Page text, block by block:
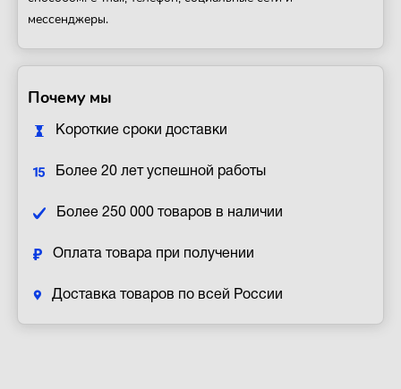
мессенджеры.
Почему мы
Короткие сроки доставки
Более 20 лет успешной работы
Более 250 000 товаров в наличии
Оплата товара при получении
Доставка товаров по всей России